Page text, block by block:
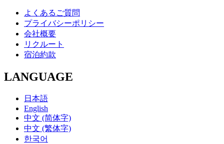
よくあるご質問
プライバシーポリシー
会社概要
リクルート
宿泊約款
LANGUAGE
日本語
English
中文 (简体字)
中文 (繁体字)
한국어